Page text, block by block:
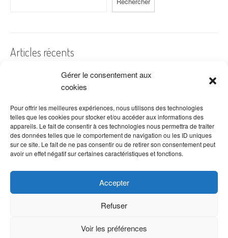
Gérer le consentement aux
cookies
Pour offrir les meilleures expériences, nous utilisons des technologies
telles que les cookies pour stocker et/ou accéder aux informations des
appareils. Le fait de consentir à ces technologies nous permettra de traiter
des données telles que le comportement de navigation ou les ID uniques
sur ce site. Le fait de ne pas consentir ou de retirer son consentement peut
avoir un effet négatif sur certaines caractéristiques et fonctions.
Accepter
Refuser
Voir les préférences
Articles récents
A quelles dates de l’année offre-t-on des fleurs ?
Les fleurs préférées des Français
Combien de fois arroser un cactus ?
Quelles fleurs offrir pour la fête des mères ?
Idées de décoration avec fleurs séchées